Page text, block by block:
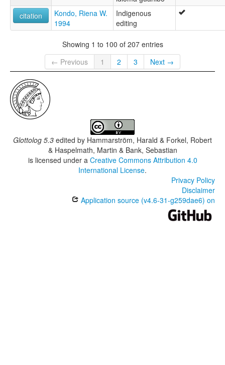
citation
Kondo, Riena W.
1994
Indigenous
editing
Showing 1 to 100 of 207 entries
← Previous
1 2 3 Next →
Glottolog 5.3 edited by Hammarström, Harald & Forkel, Robert
& Haspelmath, Martin & Bank, Sebastian
is licensed under a Creative Commons Attribution 4.0
International License.
Privacy Policy
Disclaimer
Application source (v4.6-31-g259dae6) on